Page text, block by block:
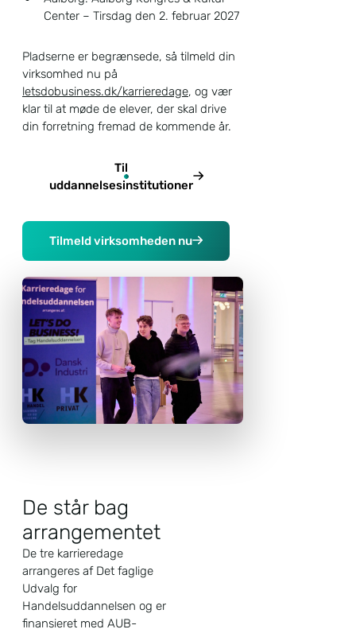
Center – Tirsdag den 2. februar 2027
Pladserne er begrænsede, så tilmeld din
virksomhed nu på
letsdobusiness.dk/karrieredage, og vær
klar til at møde de elever, der skal drive
din forretning fremad de kommende år.
Til
uddannelsesinstitutioner
Tilmeld virksomheden nu
De står bag
arrangementet
De tre karrieredage
arrangeres af Det faglige
Udvalg for
Handelsuddannelsen og er
finansieret med AUB-